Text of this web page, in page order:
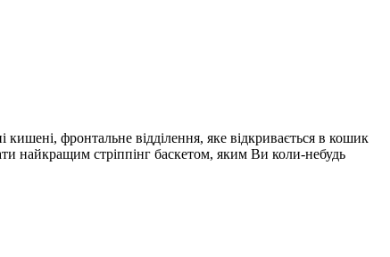
фронтальне відділення, яке відкривається в кошик
найкращим стріппінг баскетом, яким Ви коли-небудь